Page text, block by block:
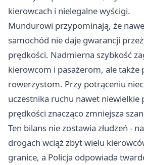
kierowcach i nielegalne wyścigi.
Mundurowi przypominają, że
samochód nie daje gwarancji
prędkości. Nadmierna szybkość
kierowcom i pasażerom, ale także
rowerzystom. Przy potrąceniu
uczestnika ruchu nawet niewielkie
prędkości znacząco zmniejsza
Ten bilans nie zostawia złudzeń -
drogach wciąż zbyt wielu
granice, a Policja odpowiada